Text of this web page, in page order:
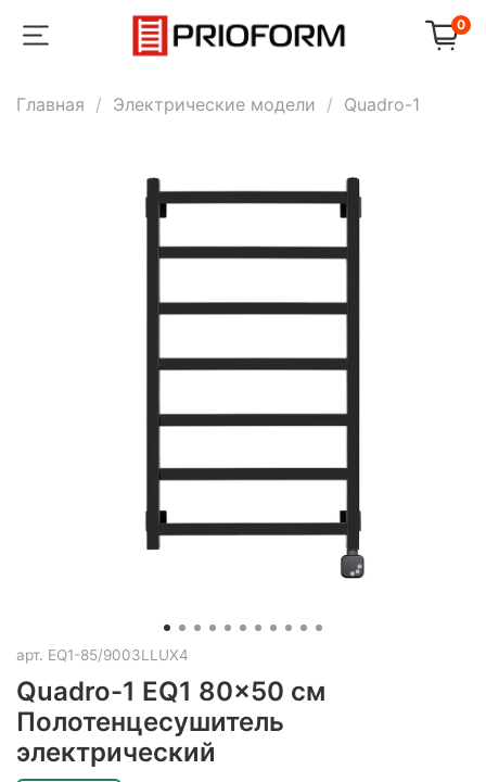
0
Главная Электрические модели Quadro-1
арт. EQ1-85/9003LLUX4
Quadro-1 EQ1 80x50 см
Полотенцесушитель
электрический